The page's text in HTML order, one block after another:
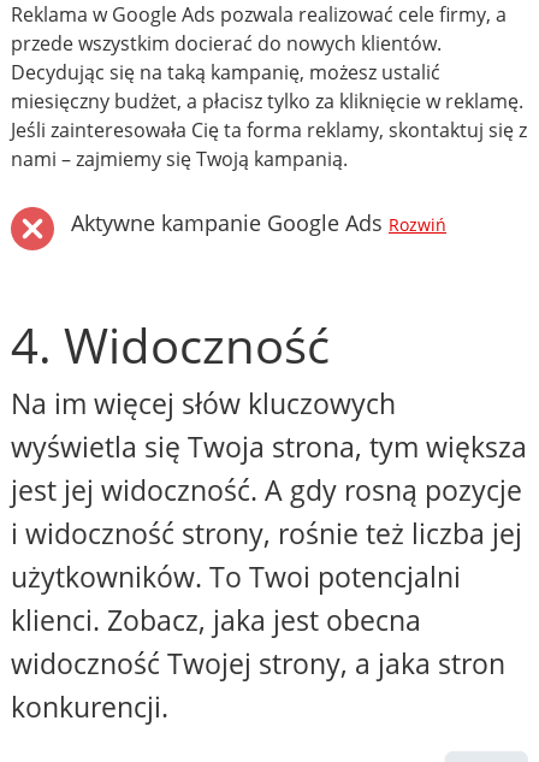
Reklama w Google Ads pozwala realizować cele firmy, a
przede wszystkim docierać do nowych klientów.
Decydując się na taką kampanię, możesz ustalić
miesięczny budżet, a płacisz tylko za kliknięcie w reklamę.
Jeśli zainteresowała Cię ta forma reklamy, skontaktuj się z
nami – zajmiemy się Twoją kampanią.
Aktywne kampanie Google Ads Rozwiń
4. Widoczność
Na im więcej słów kluczowych
wyświetla się Twoja strona, tym większa
jest jej widoczność. A gdy rosną pozycje
i widoczność strony, rośnie też liczba jej
użytkowników. To Twoi potencjalni
klienci. Zobacz, jaka jest obecna
widoczność Twojej strony, a jaka stron
konkurencji.